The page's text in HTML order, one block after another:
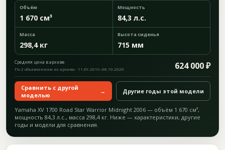
Объём
1 670 см³
Мощность
84,3 л.с.
Масса
298,4 кг
Высота сиденья
715 мм
Средняя цена в архиве 624 000 ₽
По 2 объявлениям из архива · 11.09.2019–08.10.2020
Сравнить с другой
моделью
→ Другие годы этой модели
Yamaha XV 1700 Road Star Warrior Midnight 2006 — объём 1 670 см³,
мощность 84,3 л.с., масса 298,4 кг. Ниже — характеристики, другие
годы и модели для сравнения.